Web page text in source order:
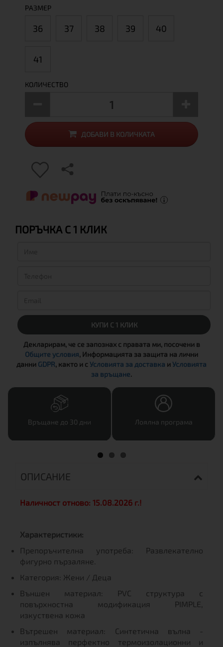
РАЗМЕР
36 37 38 39 40
41
КОЛИЧЕСТВО
ДОБАВИ В КОЛИЧКАТА
ПОРЪЧКА С 1 КЛИК
КУПИ С 1 КЛИК
Декларирам, че се запознах с правата ми, посочени в
Общите условия, Информацията за защита на лични
данни GDPR, както и сУсловията за доставка иУсловията
за връщане.
Връщане до 30 дни Лоялна програма
ОПИСАНИЕ
Наличност отново: 15.08.2026 г.!
Характеристики:
Препоръчителна употреба: Развлекателно
фигурно пързаляне.
Категория: Жени / Деца
Външен материал: PVC структура с
повърхностна модификация PIMPLE,
изкуствена кожа
Вътрешен материал: Синтетична вълна -
изпълнява перфектно термоизолационни и